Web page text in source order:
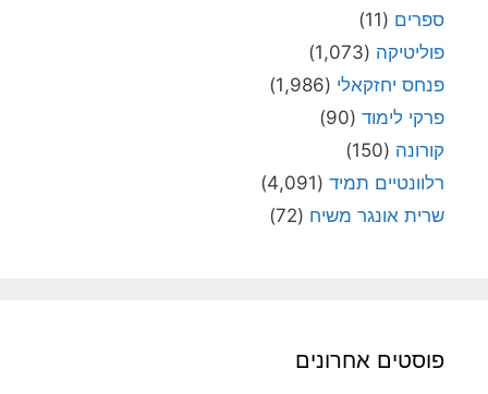
ספרים (11)
פוליטיקה (1,073)
פנחס יחזקאלי (1,986)
פרקי לימוד (90)
קורונה (150)
רלוונטיים תמיד (4,091)
שרית אונגר משיח (72)
פוסטים אחרונים